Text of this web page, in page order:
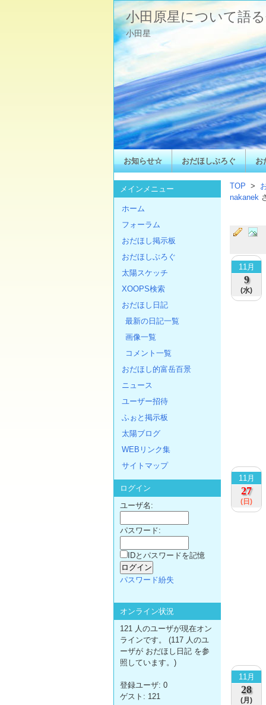
小田原星について語
小田星
お知らせ☆ おだほしぶろぐ お
TOP >
nakanek
11月
9
(水)
11月
27
(日)
11月
28
(月)
メインメニュー
ホーム
フォーラム
おだほし掲示板
おだほしぶろぐ
太陽スケッチ
XOOPS検索
おだほし日記
最新の日記一覧
画像一覧
コメント一覧
おだほし的富岳百景
ニュース
ユーザー招待
ふぉと掲示板
太陽ブログ
WEBリンク集
サイトマップ
ログイン
ユーザ名:
パスワード:
IDとパスワードを記憶
パスワード紛失
オンライン状況
121 人のユーザが現在オン
ラインです。 (117 人のユ
ーザが おだほし日記 を参
照しています。)
登録ユーザ: 0
ゲスト: 121